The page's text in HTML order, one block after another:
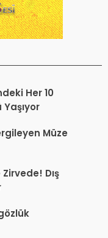
Her 10
Müze
Dış